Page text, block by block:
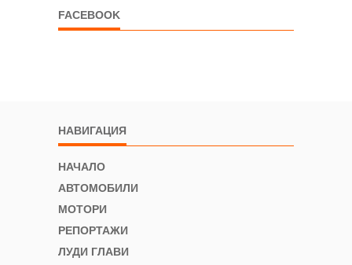
FACEBOOK
НАВИГАЦИЯ
НАЧАЛО
АВТОМОБИЛИ
МОТОРИ
РЕПОРТАЖИ
ЛУДИ ГЛАВИ